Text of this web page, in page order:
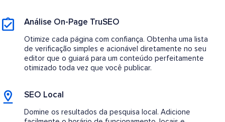
Análise On-Page TruSEO
Otimize cada página com confiança. Obtenha uma lista
de verificação simples e acionável diretamente no seu
editor que o guiará para um conteúdo perfeitamente
otimizado toda vez que você publicar.
SEO Local
Domine os resultados da pesquisa local. Adicione